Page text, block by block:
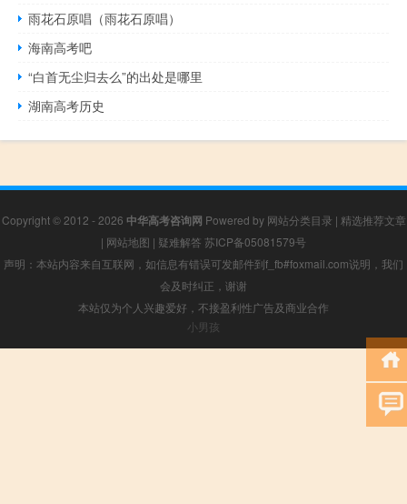
雨花石原唱（雨花石原唱）
海南高考吧
“白首无尘归去么”的出处是哪里
湖南高考历史
Copyright © 2012 - 2026 中华高考咨询网 Powered by 网站分类目录 | 精选推荐文章
| 网站地图 | 疑难解答 苏ICP备05081579号
声明：本站内容来自互联网，如信息有错误可发邮件到f_fb#foxmail.com说明，我们
会及时纠正，谢谢
本站仅为个人兴趣爱好，不接盈利性广告及商业合作
小男孩